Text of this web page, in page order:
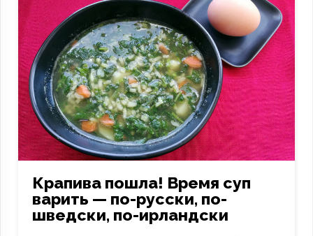
Крапива пошла! Время суп
варить — по-русски, по-
шведски, по-ирландски